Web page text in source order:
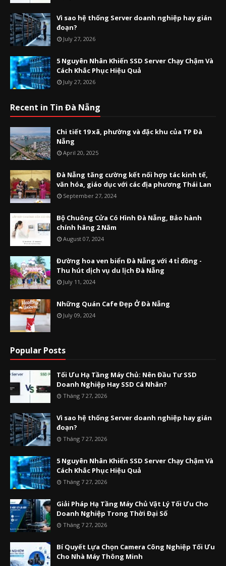
Vì sao hệ thống Server doanh nghiệp hay gián
đoạn?
July 27, 2026
5 Nguyên Nhân Khiến SSD Server Chạy Chậm Và
Cách Khắc Phục Hiệu Quả
July 27, 2026
Recent in Tin Đà Nẵng
Chi tiết 19 xã, phường và đặc khu của TP Đà
Nẵng
April 20, 2025
Đà Nẵng tăng cường kết nối hợp tác kinh tế,
văn hóa, giáo dục với các địa phương Thái Lan
September 27, 2024
Bộ Chuông Cửa Có Hình Đà Nẵng, Bảo hành
chính hãng 2 Năm
August 07, 2024
Đường hoa ven biển Đà Nẵng với 4 tỉ đồng -
Thu hút dịch vụ du lịch Đà Nẵng
July 11, 2024
Những Quán Cafe Đẹp Ở Đà Nẵng
July 09, 2024
Popular Posts
Tối Ưu Hạ Tầng Máy Chủ: Nên Đầu Tư SSD
Doanh Nghiệp Hay SSD Cá Nhân?
Tháng 7 27, 2026
Vì sao hệ thống Server doanh nghiệp hay gián
đoạn?
Tháng 7 27, 2026
5 Nguyên Nhân Khiến SSD Server Chạy Chậm Và
Cách Khắc Phục Hiệu Quả
Tháng 7 27, 2026
Giải Pháp Hạ Tầng Máy Chủ Vật Lý Tối Ưu Cho
Doanh Nghiệp Trong Thời Đại Số
Tháng 7 27, 2026
Bí Quyết Lựa Chọn Camera Công Nghiệp Tối Ưu
Cho Nhà Máy Thông Minh